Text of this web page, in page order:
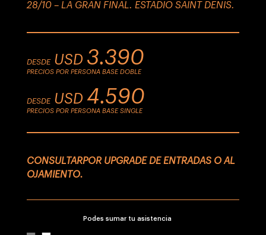
28/10 – LA GRAN FINAL. ESTADIO SAINT DENIS.
DESDEUSD 3.390
PRECIOS POR PERSONA BASE DOBLE
DESDEUSD 4.590
PRECIOS POR PERSONA BASE SINGLE
CONSULTARPOR UPGRADE DE ENTRADAS O AL
OJAMIENTO.
Podes sumar tu asistencia